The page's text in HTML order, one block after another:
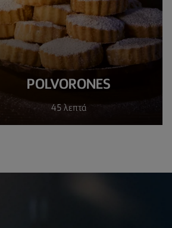
POLVORONES
45 λεπτά